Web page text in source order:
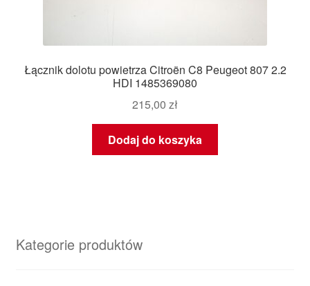
Łącznik dolotu powietrza Citroën C8 Peugeot 807 2.2
HDI 1485369080
215,00 zł
Dodaj do koszyka
Kategorie produktów